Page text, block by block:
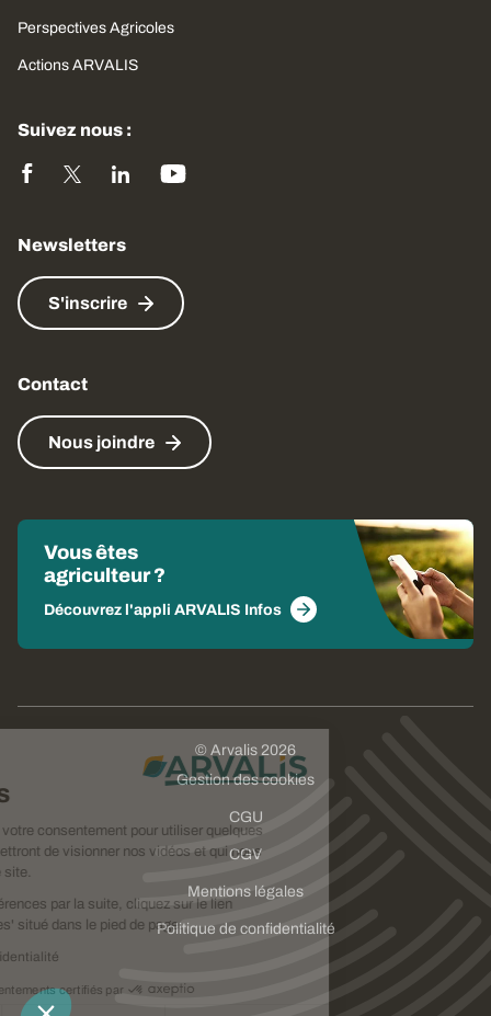
vos cookies
Nous avons besoin de votre consentement pour utiliser quelques
cookies qui vous permettront de visionner nos vidéos et qui nous
aideront à améliorer ce site.
Pour modifier vos préférences par la suite, cliquez sur le lien
'Préférences de cookies' situé dans le pied de page.
Lire la politique de confidentialité
Consentements certifiés par
Perspectives Agricoles
Actions ARVALIS
Suivez nous :
Newsletters
S'inscrire
Contact
Nous joindre
Vous êtes
agriculteur ?
Découvrez l'appli ARVALIS Infos
© Arvalis 2026
Gestion des cookies
CGU
CGV
Mentions légales
Politique de confidentialité